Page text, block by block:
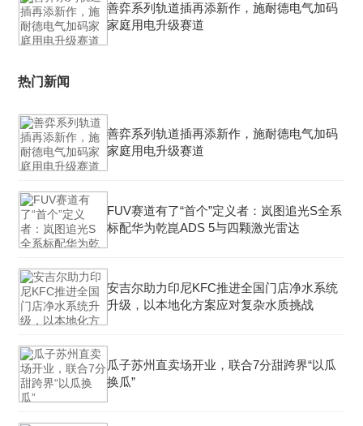
善弈系列轨道插再添新作，施耐德电气加码
家庭用电升级赛道
热门新闻
善弈系列轨道插再添新作，施耐德电气加码
家庭用电升级赛道
FUV赛道有了“首个”定义者：岚图追光S全系
标配华为乾崑ADS 5与四颗激光雷达
安吉尔助力印尼KFC推进全国门店净水系统
升级，以本地化方案应对复杂水质挑战
瓜子苏州直卖场开业，联合7分甜跨界“以瓜
换瓜”